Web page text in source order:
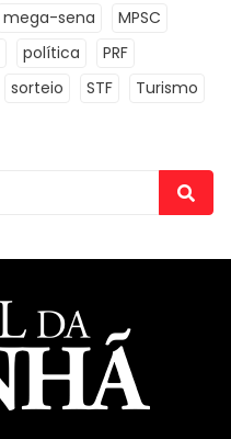
mega-sena
MPSC
política
PRF
sorteio STF
Turismo